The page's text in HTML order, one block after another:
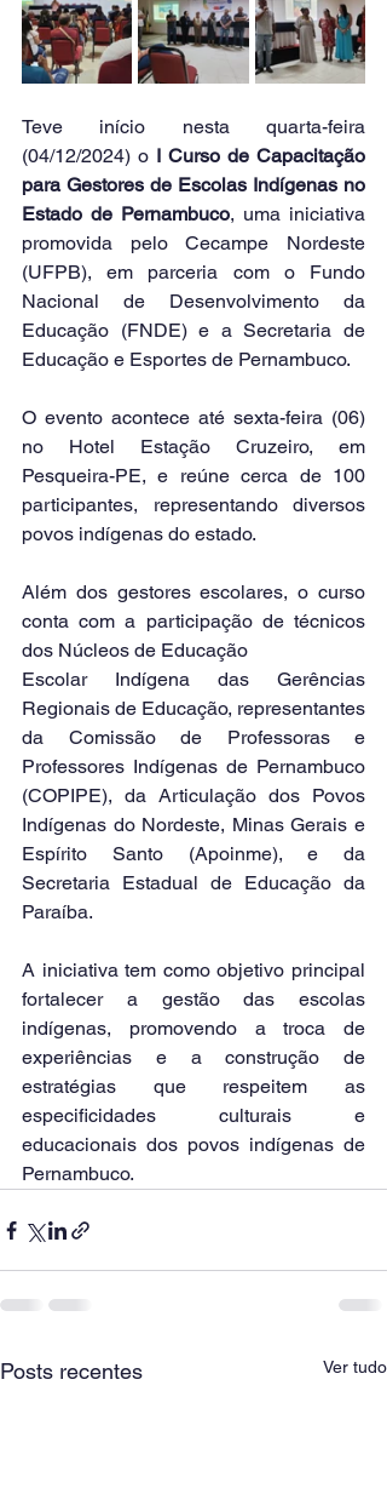
Teve início nesta quarta-feira
(04/12/2024) o I Curso de Capacitação
para Gestores de Escolas Indígenas no
Estado de Pernambuco, uma iniciativa
promovida pelo Cecampe Nordeste
(UFPB), em parceria com o Fundo
Nacional de Desenvolvimento da
Educação (FNDE) e a Secretaria de
Educação e Esportes de Pernambuco.
O evento acontece até sexta-feira (06)
no Hotel Estação Cruzeiro, em
Pesqueira-PE, e reúne cerca de 100
participantes, representando diversos
povos indígenas do estado.
Além dos gestores escolares, o curso
conta com a participação de técnicos
dos Núcleos de Educação
Escolar Indígena das Gerências
Regionais de Educação, representantes
da Comissão de Professoras e
Professores Indígenas de Pernambuco
(COPIPE), da Articulação dos Povos
Indígenas do Nordeste, Minas Gerais e
Espírito Santo (Apoinme), e da
Secretaria Estadual de Educação da
Paraíba.
A iniciativa tem como objetivo principal
fortalecer a gestão das escolas
indígenas, promovendo a troca de
experiências e a construção de
estratégias que respeitem as
especificidades culturais e
educacionais dos povos indígenas de
Pernambuco.
Posts recentes Ver tudo